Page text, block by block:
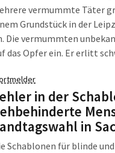
vermummte Täter
Grundstück in der
Die vermummten
das Opfer ein. Er erlitt
den polizeilichen
in der
in
Schablonen für blinde